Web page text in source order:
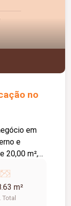
no
em
e
20,00 m²,
para
contando
m²
Total